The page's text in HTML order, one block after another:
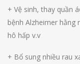
+ Vệ sinh, thay quần
bệnh Alzheimer hằng
hô hấp v.v
+ Bổ sung nhiều rau